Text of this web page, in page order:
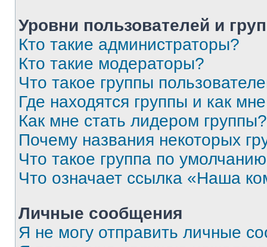
Уровни пользователей и
Кто такие администраторы?
Кто такие модераторы?
Что такое группы
Где находятся группы и как
Как мне стать лидером группы?
Почему названия некоторых
Что такое группа по
Что означает ссылка «Наша
Личные сообщения
Я не могу отправить личные